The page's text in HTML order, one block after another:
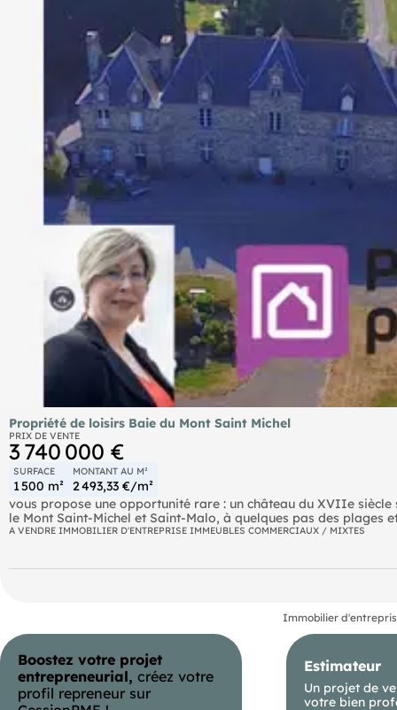
Propriété de loisirs Baie du Mont Saint Michel
PRIX DE VENTE
3 740 000 €
SURFACE
1 500 m²
MONTANT AU M²
2 493,33 €/m²
vous propose une opportunité rare : un château du XVIIe
le Mont Saint-Michel et Saint-Malo, à quelques pas des plages
- Un château du XVIIe siècle d'environ 1500 m² habitables,
- Un camping de 140 emplacements, avec aire de camping-
de jeux, parking.
- Deux dépendances dont un bâtiment de près de 700 m²,
Ce domaine unique offre de nombreuses possibilités
développement touristique?
A VENDRE IMMOBILIER D'ENTREPRISE IMMEUBLES COMMERCIAUX / MIXTES
Immobilier
Boostez votre projet
entrepreneurial, créez votre
profil repreneur sur
Estimateur
Un projet de
votre bien